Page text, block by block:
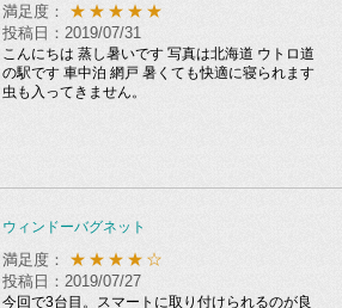
満足度： ★★★★★
投稿日：2019/07/31
こんにちは 蒸し暑いです 写真は北海道 ウトロ道
の駅です 車中泊 網戸 暑くても快適に寝られます
虫も入ってきません。
ウィンドーバグネット
満足度： ★★★★☆
投稿日：2019/07/27
今回で3台目。スマートに取り付けられるのが良